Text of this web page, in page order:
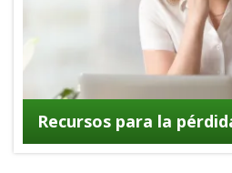
Recursos para la